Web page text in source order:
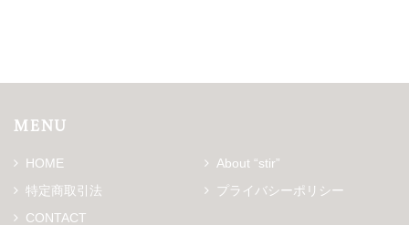
MENU
HOME
About “stir”
特定商取引法
プライバシーポリシー
CONTACT